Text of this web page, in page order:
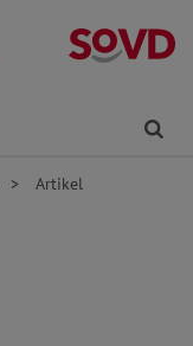
Artikel